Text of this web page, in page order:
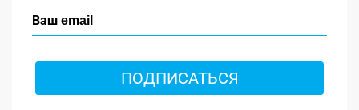
ПОДПИСАТЬСЯ